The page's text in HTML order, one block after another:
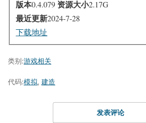
版本0.4.079 资源大小2.17G
最近更新2024-7-28
下载地址
类别:游戏相关
代码:模拟, 建造
发表评论